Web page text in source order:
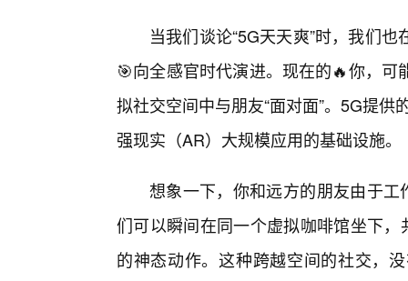
当我们谈论“5G天天爽”时，我们
🎯向全感官时代演进。现在的🔥你，
拟社交空间中与朋友“面对面”。5G提
强现实（AR）大规模应用的基础设施。
想象一下，你和远方的朋友由于
们可以瞬间在同一个虚拟咖啡馆坐下
的神态动作。这种跨越空间的社交，